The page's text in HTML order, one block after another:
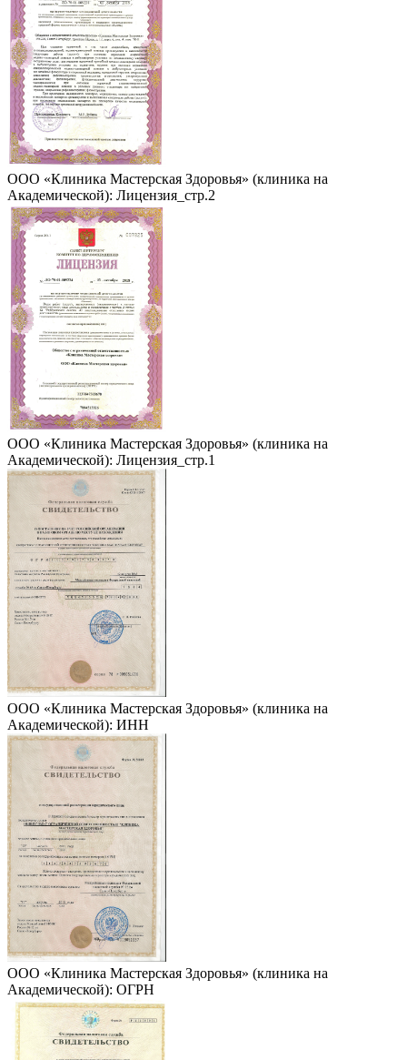
ООО «Клиника Мастерская Здоровья» (клиника на
Академической): Лицензия_стр.2
ООО «Клиника Мастерская Здоровья» (клиника на
Академической): Лицензия_стр.1
ООО «Клиника Мастерская Здоровья» (клиника на
Академической): ИНН
ООО «Клиника Мастерская Здоровья» (клиника на
Академической): ОГРН